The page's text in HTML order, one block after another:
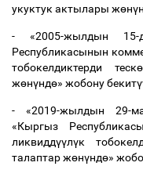
укуктук актылары жөнү
- «2005-жылдын
Республикасынын
тобокелдиктерди теск
жөнүндө» жобону бекит
- «2019-жылдын 29-
«Кыргыз
ликвиддүүлүк
талаптар жөнүндө»